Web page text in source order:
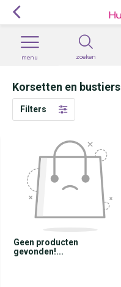
zoeken
menu
Korsetten en bustiers
Filters
Geen producten
gevonden!...